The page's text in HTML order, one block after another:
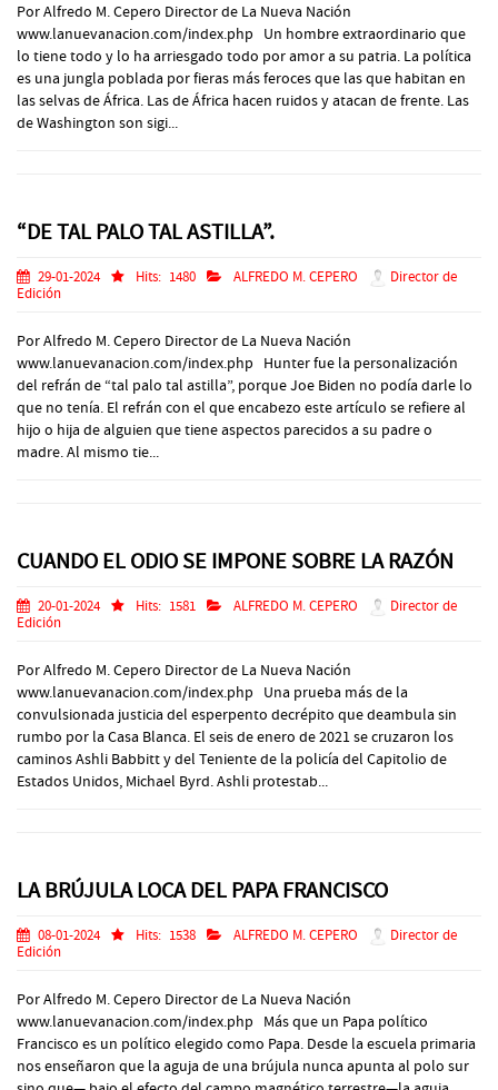
Por Alfredo M. Cepero Director de La Nueva Nación
www.lanuevanacion.com/index.php Un hombre extraordinario que
lo tiene todo y lo ha arriesgado todo por amor a su patria. La política
es una jungla poblada por fieras más feroces que las que habitan en
las selvas de África. Las de África hacen ruidos y atacan de frente. Las
de Washington son sigi...
“DE TAL PALO TAL ASTILLA”.
29-01-2024 Hits: 1480 ALFREDO M. CEPERO
Director de
Edición
Por Alfredo M. Cepero Director de La Nueva Nación
www.lanuevanacion.com/index.php Hunter fue la personalización
del refrán de “tal palo tal astilla”, porque Joe Biden no podía darle lo
que no tenía. El refrán con el que encabezo este artículo se refiere al
hijo o hija de alguien que tiene aspectos parecidos a su padre o
madre. Al mismo tie...
CUANDO EL ODIO SE IMPONE SOBRE LA RAZÓN
20-01-2024 Hits: 1581 ALFREDO M. CEPERO
Director de
Edición
Por Alfredo M. Cepero Director de La Nueva Nación
www.lanuevanacion.com/index.php Una prueba más de la
convulsionada justicia del esperpento decrépito que deambula sin
rumbo por la Casa Blanca. El seis de enero de 2021 se cruzaron los
caminos Ashli Babbitt y del Teniente de la policía del Capitolio de
Estados Unidos, Michael Byrd. Ashli protestab...
LA BRÚJULA LOCA DEL PAPA FRANCISCO
08-01-2024 Hits: 1538 ALFREDO M. CEPERO
Director de
Edición
Por Alfredo M. Cepero Director de La Nueva Nación
www.lanuevanacion.com/index.php Más que un Papa político
Francisco es un político elegido como Papa. Desde la escuela primaria
nos enseñaron que la aguja de una brújula nunca apunta al polo sur